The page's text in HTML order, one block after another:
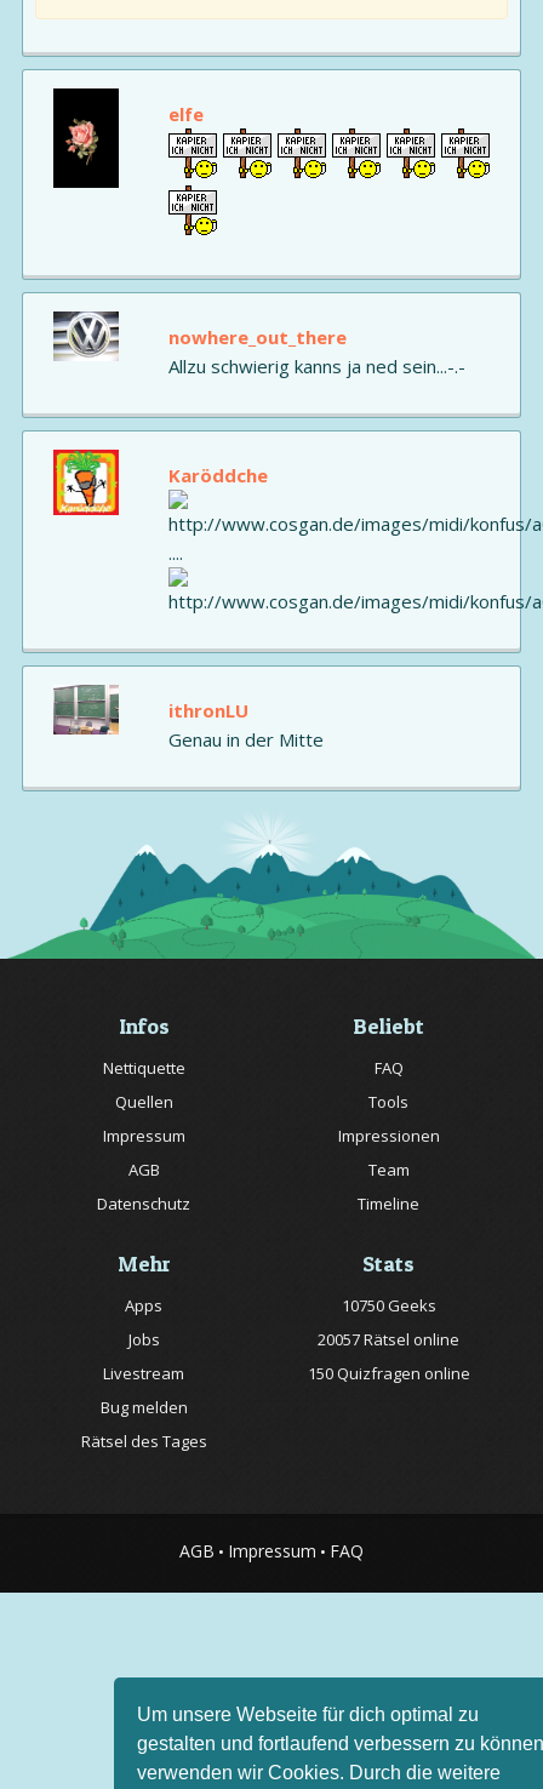
Um unsere Webseite für dich optimal zu
gestalten und fortlaufend verbessern zu
verwenden wir Cookies. Durch die weitere
elfe
nowhere_out_there
Allzu schwierig kanns ja ned sein...-.-
Karöddche
....
ithronLU
Genau in der Mitte
Infos
Nettiquette
Quellen
Impressum
AGB
Datenschutz
Beliebt
FAQ
Tools
Impressionen
Team
Timeline
Mehr
Apps
Jobs
Livestream
Bug melden
Rätsel des Tages
Stats
10750 Geeks
20057 Rätsel online
150 Quizfragen online
AGB • Impressum • FAQ